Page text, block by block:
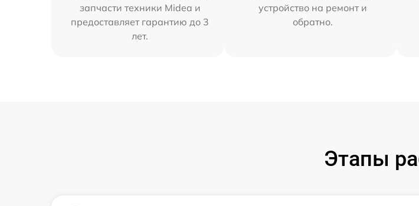
запчасти техники Midea и
предоставляет гарантию до 3
лет.
устройство на ремонт и
обратно.
Этапы